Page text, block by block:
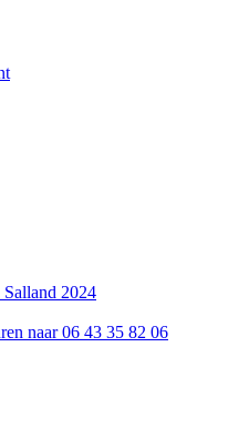
2024
naar 06 43 35 82 06